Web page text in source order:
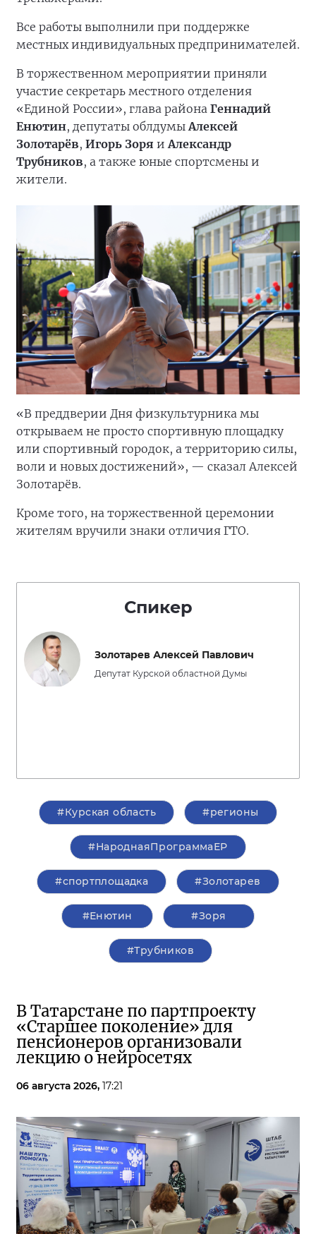
Все работы выполнили при поддержке
местных индивидуальных предпринимателей.
В торжественном мероприятии приняли
участие секретарь местного отделения
«Единой России», глава района Геннадий
Енютин, депутаты облдумыАлексей
Золотарёв, Игорь Зоря иАлександр
Трубников, а также юные спортсмены и
жители.
«В преддверии Дня физкультурника мы
открываем не просто спортивную площадку
или спортивный городок, а территорию силы,
воли и новых достижений», — сказал Алексей
Золотарёв.
Кроме того, на торжественной церемонии
жителям вручили знаки отличия ГТО.
Спикер
Золотарев Алексей Павлович
Депутат Курской областной Думы
#Курская область #регионы
#НароднаяПрограммаЕР
#спортплощадка #Золотарев
#Енютин #Зоря
#Трубников
В Татарстане по партпроекту
«Старшее поколение» для
пенсионеров организовали
лекцию о нейросетях
06 августа 2026, 17:21